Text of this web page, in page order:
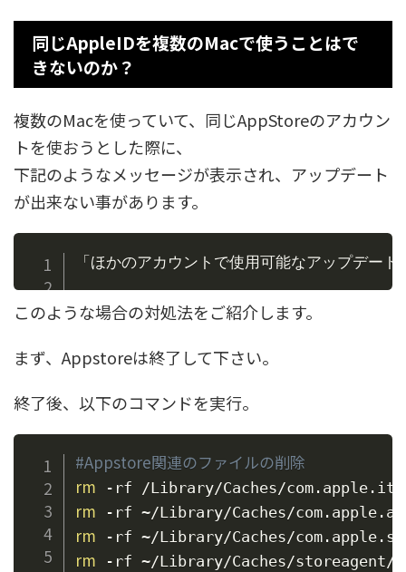
同じAppleIDを複数のMacで使うことはで
きないのか？
複数のMacを使っていて、同じAppStoreのアカウン
トを使おうとした際に、
下記のようなメッセージが表示され、アップデート
が出来ない事があります。
このような場合の対処法をご紹介します。
まず、Appstoreは終了して下さい。
終了後、以下のコマンドを実行。
#Appstore関連のファイルの削除
rm
rm
rm
rm